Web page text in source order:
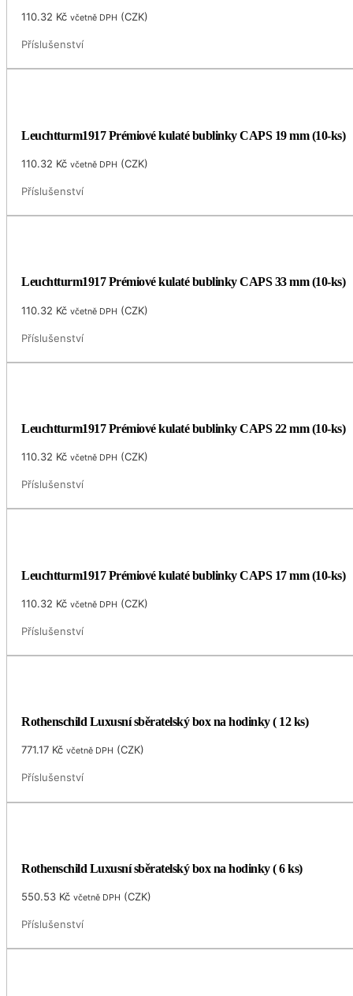
110.32 Kč včetně DPH (CZK)
Příslušenství
Leuchtturm1917 Prémiové kulaté bublinky CAPS 19 mm (10-ks)
110.32 Kč včetně DPH (CZK)
Příslušenství
Leuchtturm1917 Prémiové kulaté bublinky CAPS 33 mm (10-ks)
110.32 Kč včetně DPH (CZK)
Příslušenství
Leuchtturm1917 Prémiové kulaté bublinky CAPS 22 mm (10-ks)
110.32 Kč včetně DPH (CZK)
Příslušenství
Leuchtturm1917 Prémiové kulaté bublinky CAPS 17 mm (10-ks)
110.32 Kč včetně DPH (CZK)
Příslušenství
Rothenschild Luxusní sběratelský box na hodinky ( 12 ks)
771.17 Kč včetně DPH (CZK)
Příslušenství
Rothenschild Luxusní sběratelský box na hodinky ( 6 ks)
550.53 Kč včetně DPH (CZK)
Příslušenství